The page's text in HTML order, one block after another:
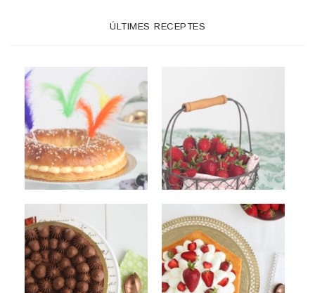
ÚLTIMES RECEPTES